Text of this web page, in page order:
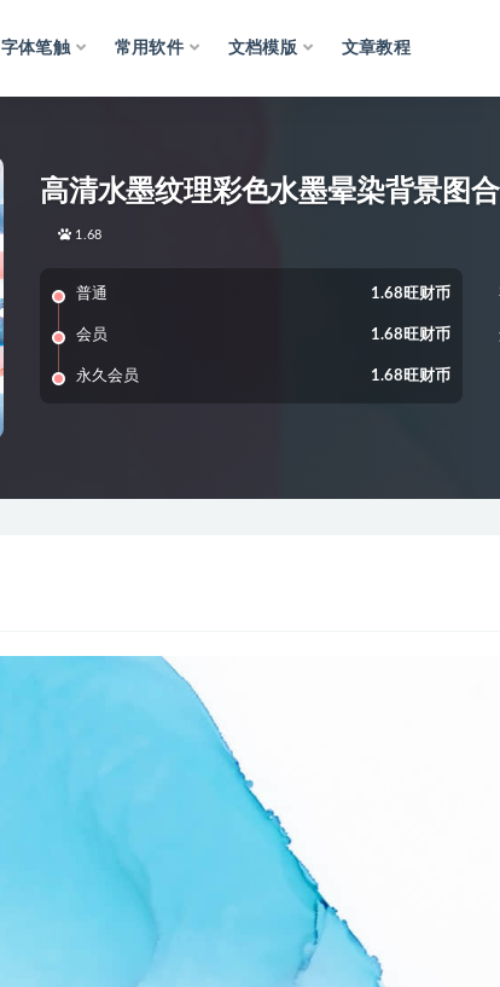
字体笔触 常用软件 文档模版 文章教程
高清水墨纹理彩色水墨晕染背景图
1.68
普通 1.68旺财币
会员 1.68旺财币
永久会员 1.68旺财币